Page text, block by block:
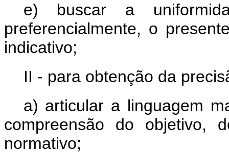
e) buscar a
preferencialmente, o
indicativo;
II - para obtenção da
a) articular a linguagem
compreensão do objetivo,
normativo;